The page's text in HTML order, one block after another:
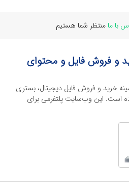
با ما منتظر شما هستیم
و فروش فایل و محتوای
خرید و فروش فایل دیجیتال، بستری
است. این وب‌سایت‌ پلتفرمی برای
می‌کند تا به راحتی محصولات
محتواهایی باکیفیت برای پیشبرد
از محصولات دیجیتال از انواع فایل های
تا فایل لایه باز فتوشاپ، ایلاستریتور و
به کاربران کمک می‌کند تا زمان و
سرعت پروژه‌های خود را تکمیل کنند. در